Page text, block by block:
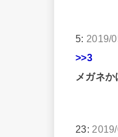
5: 2019/
>>3
メガネ
23: